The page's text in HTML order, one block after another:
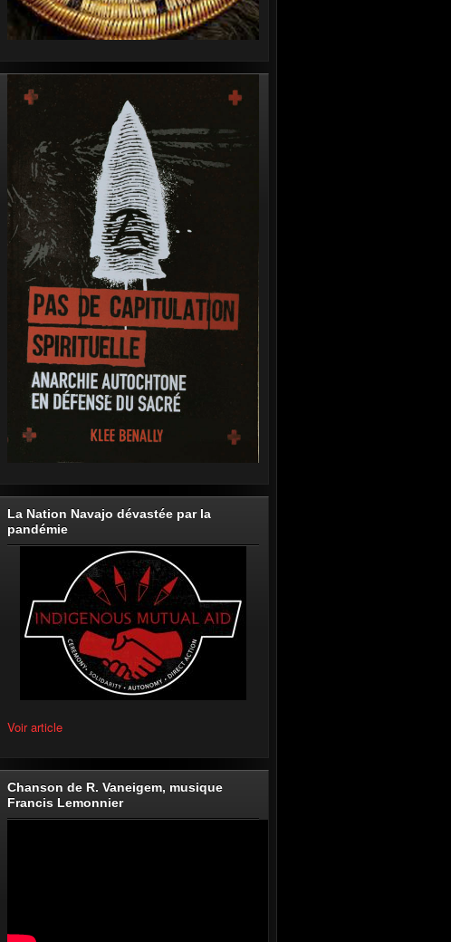
La Nation Navajo dévastée par la
pandémie
Voir article
Chanson de R. Vaneigem, musique
Francis Lemonnier